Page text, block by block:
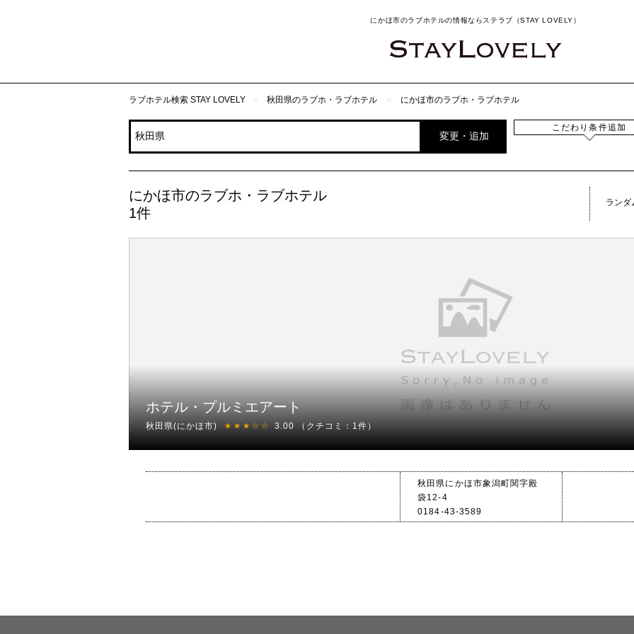
にかほ市のラブホテルの情報ならステラブ（STAY LOVELY）
ラブホテル検索 STAY LOVELY 秋田県のラブホ・ラブホテル にかほ市のラブホ・ラブホテル
変更・追加
こだわり条件追加
にかほ市のラブホ・ラブホテル
1件
ランダ
ホテル・プルミエアート
秋田県(にかほ市) ★★★☆☆ 3.00 （クチコミ：1件）
秋田県にかほ市象潟町関字殿
袋12-4
0184-43-3589